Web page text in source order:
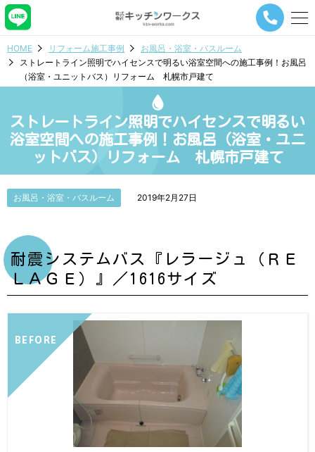
メ
ー
ビ
シ
ョ
タ
HOME リフォーム施工事例
お風呂・浴室・バスルーム
ストレートライン照明でハイセンスで明るい浴室空間への施工事例！お風呂
（浴室・ユニットバス）リフォーム 札幌市戸建て
ストレートライン照明でハイセンスで明るい
浴室空間への施工事例！お風呂（浴室・ユニ
ットバス）リフォーム 札幌市戸建て
お風呂・浴室・バスルーム 2019年2月27日
耐震システムバス『レラージュ（ＲＥ
ＬＡＧＥ）』／1616サイズ
BEFORE